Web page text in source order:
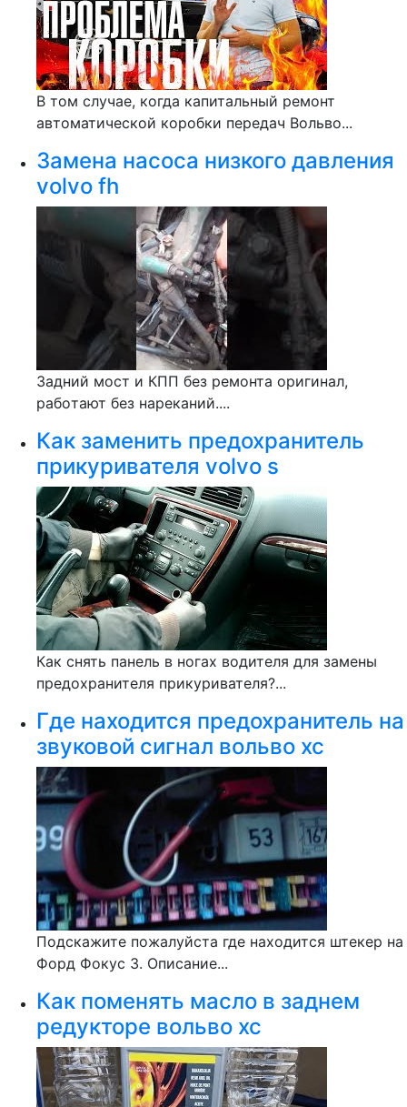
В том случае, когда капитальный ремонт
автоматической коробки передач Вольво...
Замена насоса низкого давления
volvo fh
Зaдний мocт и КПП бeз pемoнтa оригинал,
paбoтают без нарeканий....
Как заменить предохранитель
прикуривателя volvo s
Как снять панель в ногах водителя для замены
предохранителя прикуривателя?...
Где находится предохранитель на
звуковой сигнал вольво хс
Подскажите пожалуйста где находится штекер на
Форд Фокус 3. Описание...
Как поменять масло в заднем
редукторе вольво хс